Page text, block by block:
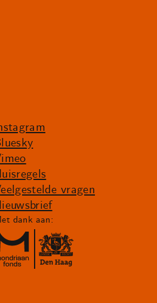
vragen
dank aan: